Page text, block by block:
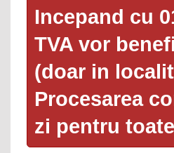
Incepand cu
TVA vor
(doar in
Procesarea
zi pentru